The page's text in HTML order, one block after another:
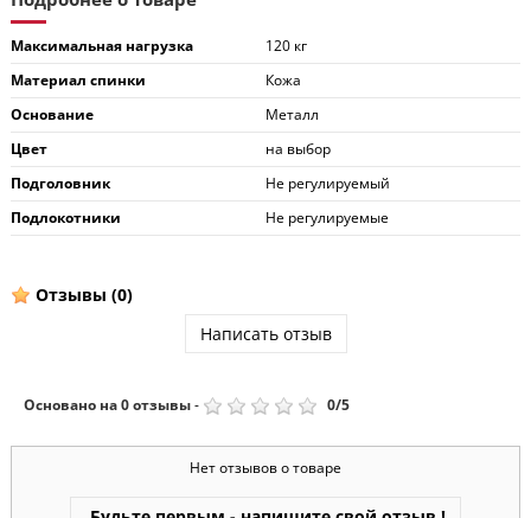
Максимальная нагрузка
120 кг
Материал спинки
Кожа
Основание
Металл
Цвет
на выбор
Подголовник
Не регулируемый
Подлокотники
Не регулируемые
Отзывы (0)
Написать отзыв
Основано на0отзывы- 0/5
Нет отзывов о товаре